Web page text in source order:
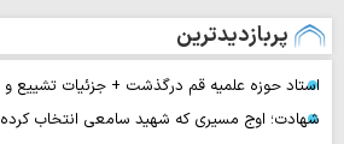
پربازدیدترین
استاد حوزه علمیه قم درگذشت + جزئیات تشییع و
شهادت؛ اوج مسیری که شهید سامعی انتخاب